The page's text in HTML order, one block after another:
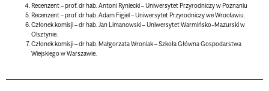
Recenzent – prof. dr hab. Antoni Ryniecki – Uniwersytet Przyrodniczy w Poznaniu
Recenzent – prof. dr hab. Adam Figiel – Uniwersytet Przyrodniczy we Wrocławiu.
Członek komisji – dr hab. Jan Limanowski – Uniwersytet Warmińsko-Mazurski w
Olsztynie.
Członek komisji – dr hab. Małgorzata Wroniak – Szkoła Główna Gospodarstwa
Wiejskiego w Warszawie.